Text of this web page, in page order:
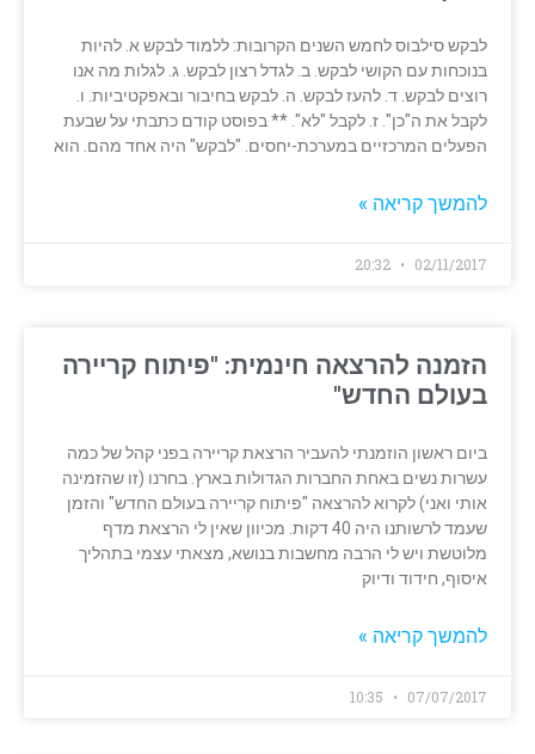
לבקש סילבוס לחמש השנים הקרובות: ללמוד לבקש א. להיות
בנוכחות עם הקושי לבקש. ב. לגדל רצון לבקש. ג. לגלות מה אנו
רוצים לבקש. ד. להעז לבקש. ה. לבקש בחיבור ובאפקטיביות. ו.
לקבל את ה"כן". ז. לקבל "לא". ** בפוסט קודם כתבתי על שבעת
הפעלים המרכזיים במערכת-יחסים. "לבקש" היה אחד מהם. הוא
להמשך קריאה »
02/11/2017
הזמנה להרצאה חינמית: "פיתוח קריירה
בעולם החדש"
ביום ראשון הוזמנתי להעביר הרצאת קריירה בפני קהל של כמה
עשרות נשים באחת החברות הגדולות בארץ. בחרנו (זו שהזמינה
אותי ואני) לקרוא להרצאה "פיתוח קריירה בעולם החדש" והזמן
שעמד לרשותנו היה 40 דקות. מכיוון שאין לי הרצאת מדף
מלוטשת ויש לי הרבה מחשבות בנושא, מצאתי עצמי בתהליך
איסוף, חידוד ודיוק
להמשך קריאה »
07/07/2017